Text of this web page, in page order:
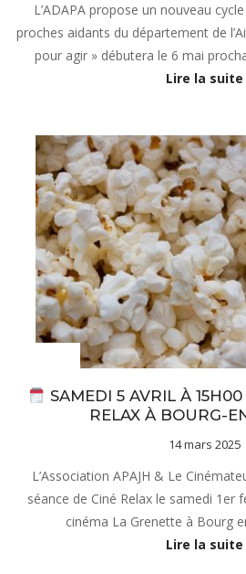
L’ADAPA propose un nouveau
proches aidants du département de
pour agir » débutera le 6 mai
Lire la suite
SAMEDI 5 AVRIL À
RELAX À BOURG-
14 mars 2025
L’Association APAJH & Le
séance de Ciné Relax le samedi 1er
cinéma La Grenette à Bourg
Lire la suite